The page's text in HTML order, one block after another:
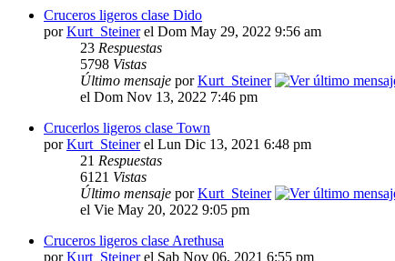
Cruceros ligeros clase Dido
porKurt_Steinerel Dom May 29, 2022 9:56 am
23 Respuestas
5798 Vistas
Último mensaje porKurt_Steiner
el Dom Nov 13, 2022 7:46 pm
Crucerlos ligeros clase Town
porKurt_Steinerel Lun Dic 13, 2021 6:48 pm
21 Respuestas
6121 Vistas
Último mensaje porKurt_Steiner
el Vie May 20, 2022 9:05 pm
Cruceros ligeros clase Arethusa
porKurt_Steinerel Sab Nov 06, 2021 6:55 pm